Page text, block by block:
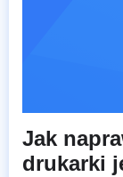
Jak
drukarki